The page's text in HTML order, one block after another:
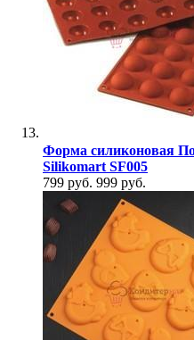
Форма силиконовая
Silikomart SF005
799 руб. 999 руб.